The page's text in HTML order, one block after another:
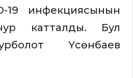
19 инфекциясынын
катталды. Бул
Үсөнбаев